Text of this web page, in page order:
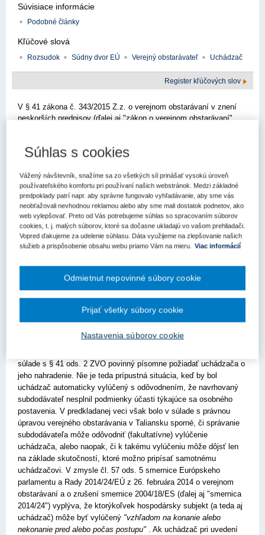
Súvisiace informácie
Podobné články
Kľúčové slová
Rozsudok Súdny dvor EÚ Verejný obstarávateľ Uchádzač
Register kľúčových slov
V § 41 zákona č. 343/2015 Z.z. o verejnom obstarávaní v znení
neskorších predpisov (ďalej aj "zákon o verejnom obstarávaní"
obstarávateľ môžu v súťažných podkladoch alebo v koncesnej
podiel zákazky, ktorý má v úmysle zadať subdodávateľom,
navrhovaných subdodávateľov a predmety subdodávok, b)
navrhovaný subdodávateľ spĺňal podmienky účasti týkajúce sa
osobného postavenia a neexistovali u neho dôvody na vylúčenie
podľa § 40 ods. 6 písm. a) až h) a ods. 7 ZVO; oprávnenie
dodávať tovar, uskutočňovať stavebné práce alebo poskytovať
službu sa preukazuje vo vzťahu k tej časti predmetu zákazky
dvora EÚ z 30. januára 2020 vo veci C-395/18, Tim
Ak verejný obstarávateľ určí požiadavku, aby navrhovaný
subdodávateľ spĺňal podmienky týkajúce sa osobného postavenia
písm. a) až h) a ods. 7 ZVO, a navrhovaný subdodávateľ tieto
súlade s § 41 ods. 2 ZVO povinný písomne požiadať uchádzača o
jeho nahradenie. Nie je teda prípustná situácia, keď by bol
uchádzač automaticky vylúčený s odôvodnením, že navrhovaný
subdodávateľ nesplnil podmienky účasti týkajúce sa osobného
postavenia. V predkladanej veci však bolo v súlade s právnou
úpravou verejného obstarávania v Taliansku sporné, či správanie
subdodávateľa môže odôvodniť (fakultatívne) vylúčenie
uchádzača, alebo naopak, či k takému vylúčeniu môže dôjsť len
na základe skutočností, ktoré možno pripísať samotnému
uchádzačovi. V zmysle čl. 57 ods. 5 smernice Európskeho
parlamentu a Rady 2014/24/EÚ z 26. februára 2014 o verejnom
obstarávaní a o zrušení smernice 2004/18/ES (ďalej aj "smernica
2014/24") vyplýva, že ktorýkoľvek hospodársky subjekt (a teda aj
uchádzač) môže byť vylúčený "vzhľadom na konanie alebo
nekonanie pred alebo počas postupu" . Ak uchádzač pri uvedení
Súhlas s cookies
Vážený návštevník, snažíme sa zo všetkých síl prinášať vysokú úroveň
používateľského komfortu pri používaní našich webstránok. Medzi základné
predpoklady patrí napr. aby správne fungovalo vyhľadávanie, aby sme vás
neobťažovali nevhodnou reklamou alebo aby sme mali dostatok podnetov, ako
web vylepšovať. Preto od Vás potrebujeme súhlas so spracovaním súborov
cookies, t. j. malých súborov, ktoré sa dočasne ukladajú vo vašom prehliadači.
Vopred ďakujeme za udelenie súhlasu. Dáta využijeme na zlepšovanie našich
služieb a prispôsobenie obsahu webu priamo Vám na mieru.
Viac informácií
Nastavenia súborov cookie
Odmietnut nepovinné súbory cookie
Prijať všetky súbory cookie